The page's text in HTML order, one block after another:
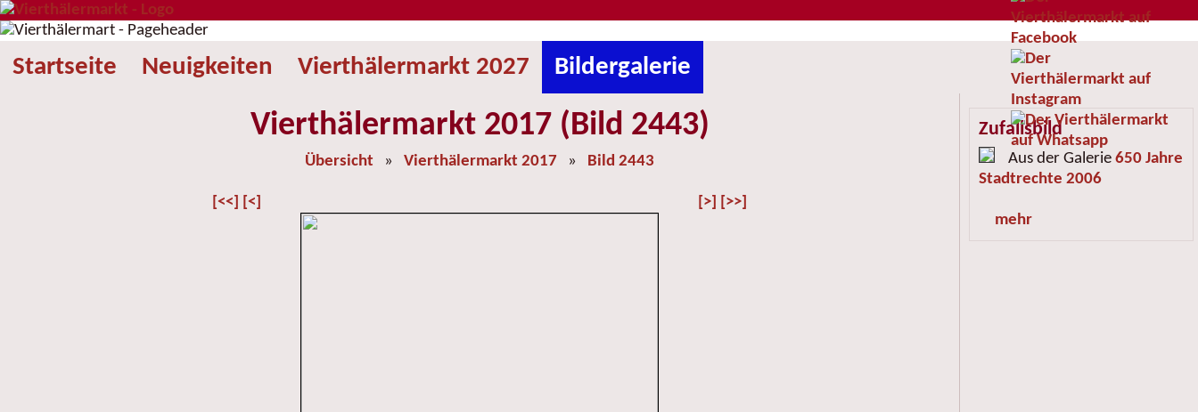
Startseite Neuigkeiten Vierthälermarkt 2027 Bildergalerie
Vierthälermarkt 2017 (Bild 2443)
Übersicht » Vierthälermarkt 2017 » Bild 2443
[<<] [<] [>] [>>]
Zufallsbild
Aus der Galerie 650 Jahre
Stadtrechte 2006
mehr